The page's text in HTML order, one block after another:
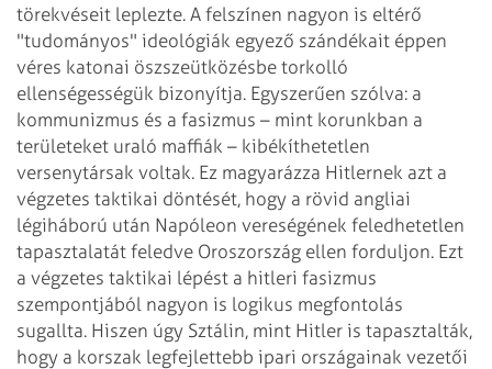
törekvéseit leplezte. A felszínen nagyon is eltérő
"tudományos" ideológiák egyező szándékait éppen
véres katonai öszszeütközésbe torkolló
ellenségességük bizonyítja. Egyszerűen szólva: a
kommunizmus és a fasizmus – mint korunkban a
területeket uraló maffiák – kibékíthetetlen
versenytársak voltak. Ez magyarázza Hitlernek azt a
végzetes taktikai döntését, hogy a rövid angliai
légiháború után Napóleon vereségének feledhetetlen
tapasztalatát feledve Oroszország ellen forduljon. Ezt
a végzetes taktikai lépést a hitleri fasizmus
szempontjából nagyon is logikus megfontolás
sugallta. Hiszen úgy Sztálin, mint Hitler is tapasztalták,
hogy a korszak legfejlettebb ipari országainak vezetői